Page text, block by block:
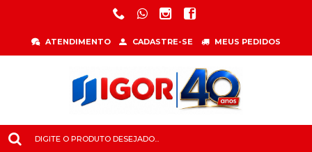
ATENDIMENTO CADASTRE-SE MEUS PEDIDOS